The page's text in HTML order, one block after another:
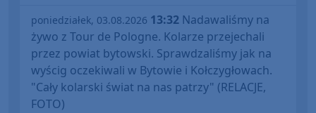
poniedziałek, 03.08.2026 13:32 Nadawaliśmy na
żywo z Tour de Pologne. Kolarze przejechali
przez powiat bytowski. Sprawdzaliśmy jak na
wyścig oczekiwali w Bytowie i Kołczygłowach.
"Cały kolarski świat na nas patrzy" (RELACJE,
FOTO)